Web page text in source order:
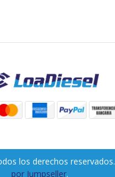
los derechos reservados.
por Jumpseller.